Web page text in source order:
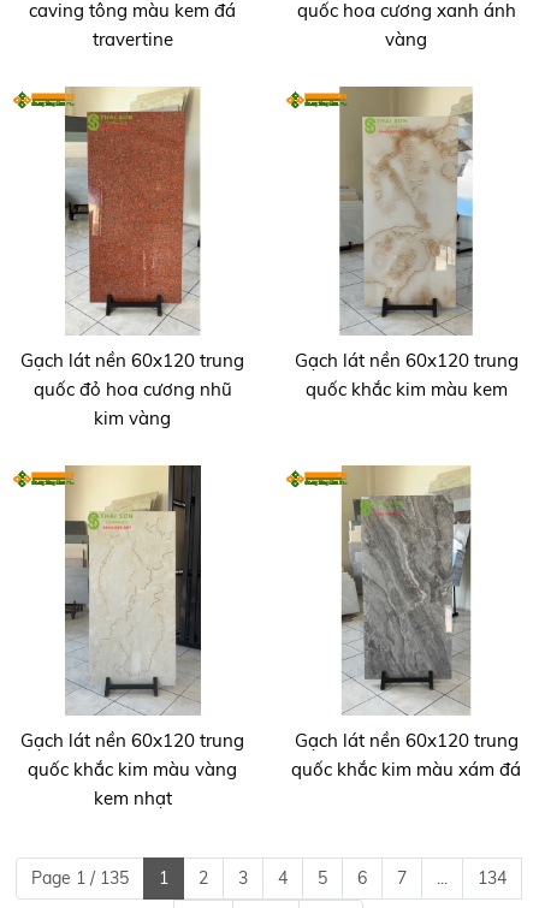
caving tông màu kem đá
travertine
quốc hoa cương xanh ánh
vàng
Gạch lát nền 60x120 trung
quốc đỏ hoa cương nhũ
kim vàng
Gạch lát nền 60x120 trung
quốc khắc kim màu kem
Gạch lát nền 60x120 trung
quốc khắc kim màu vàng
kem nhạt
Gạch lát nền 60x120 trung
quốc khắc kim màu xám đá
Page 1 / 135 1 2 3 4 5 6 7
134